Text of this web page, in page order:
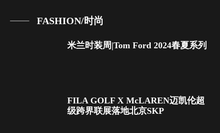
FASHION/时尚
米兰时装周|Tom Ford 2024春夏系列
FILA GOLF X McLAREN迈凯伦超
级跨界联展落地北京SKP